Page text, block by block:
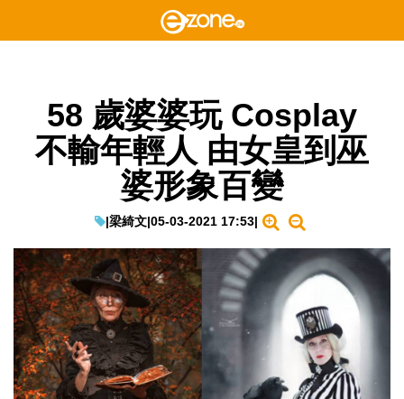
58 歲婆婆玩 Cosplay
不輸年輕人 由女皇到巫
婆形象百變
|梁綺文|05-03-2021 17:53|